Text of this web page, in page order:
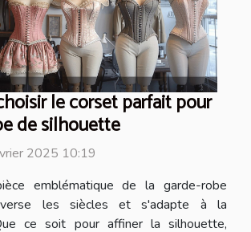
le corset parfait pour
de silhouette
2025 10:19
emblématique de la garde-robe
les siècles et s'adapte à la
ce soit pour affiner la silhouette,